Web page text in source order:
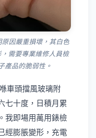
因嚴重損壞，其白色
需要專業維修人員檢
產品的脆弱性。
車頭擋風玻璃附
七十度，日積月累
我即場用萬用錶檢
經膨脹變形，充電